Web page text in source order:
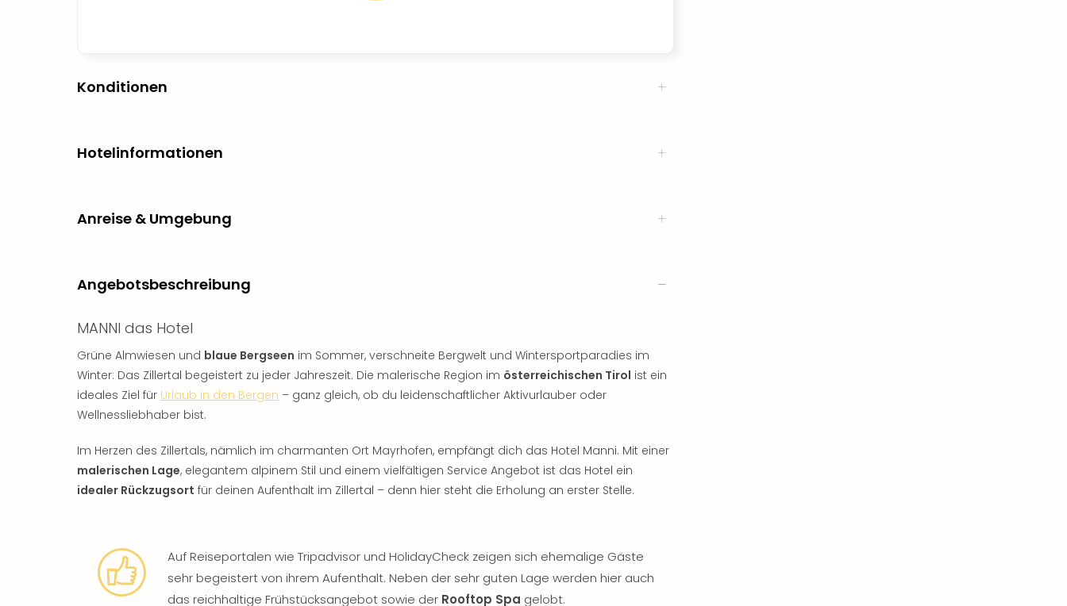
Konditionen
Hotelinformationen
Anreise & Umgebung
Angebotsbeschreibung
MANNI das Hotel
Grüne Almwiesen und blaue Bergseen im Sommer, verschneite Bergwelt und Wintersportparadies im
Winter: Das Zillertal begeistert zu jeder Jahreszeit. Die malerische Region im österreichischen Tirol ist ein
ideales Ziel für Urlaub in den Bergen – ganz gleich, ob du leidenschaftlicher Aktivurlauber oder
Wellnessliebhaber bist.
Im Herzen des Zillertals, nämlich im charmanten Ort Mayrhofen, empfängt dich das Hotel Manni. Mit einer
malerischen Lage, elegantem alpinem Stil und einem vielfältigen Service Angebot ist das Hotel ein
idealer Rückzugsort für deinen Aufenthalt im Zillertal – denn hier steht die Erholung an erster Stelle.
Auf Reiseportalen wie Tripadvisor und HolidayCheck zeigen sich ehemalige Gäste
sehr begeistert von ihrem Aufenthalt. Neben der sehr guten Lage werden hier auch
das reichhaltige Frühstücksangebot sowie der Rooftop Spa gelobt.